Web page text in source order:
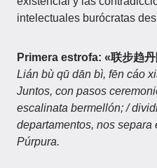
intelectuales burócratas
Primera estrofa: «联步趋
Lián bù qū dān bì, fēn cáo
Juntos, con pasos
escalinata bermellón; /
departamentos, nos
Púrpura.